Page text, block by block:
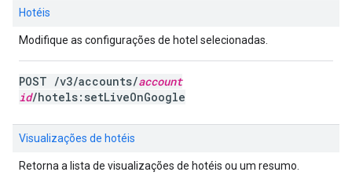
Hotéis
Modifique as configurações de hotel selecionadas.
POST /v3/accounts/account
id/hotels:setLiveOnGoogle
Visualizações de hotéis
Retorna a lista de visualizações de hotéis ou um resumo.